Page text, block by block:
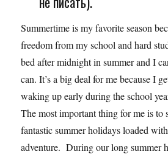
Summertime is my favorite season
freedom from my school and hard
bed after midnight in summer and I
can. It’s a big deal for me because I
waking up early during the school
The most important thing for me is to
fantastic summer holidays loaded
adventure. During our long summer